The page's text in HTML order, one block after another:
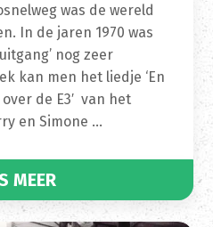
was de wereld
In de jaren 1970 was
nog zeer
kan men het liedje ‘En
de E3′ van het
en Simone …
MEER